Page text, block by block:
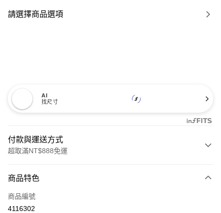
請選擇商品選項
AI
找尺寸
付款與運送方式
超取滿NT$888免運
信用卡一次付款
信用卡分期付款
商品特色
商品編號
4116302